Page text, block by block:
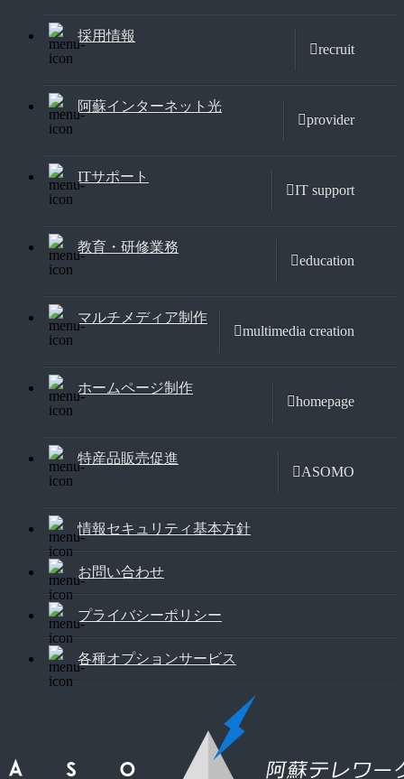
採用情報
recruit
阿蘇インターネット光
provider
ITサポート
IT support
教育・研修業務
education
マルチメディア制作
multimedia creation
ホームページ制作
homepage
特産品販売促進
ASOMO
情報セキュリティ基本方針
お問い合わせ
プライバシーポリシー
各種オプションサービス